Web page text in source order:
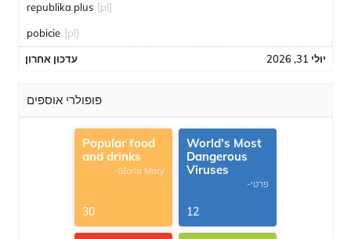
republika plus [pl]
pobicie [pl]
עדכון אחרון יולי 31, 2026
פופולרי אוספים
Popular food
and drinks
-Gloria Mary
30
World's Most
Dangerous
Viruses
-פרטי
12